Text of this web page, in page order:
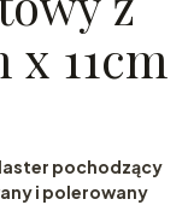
11cm
pochodzący
i polerowany